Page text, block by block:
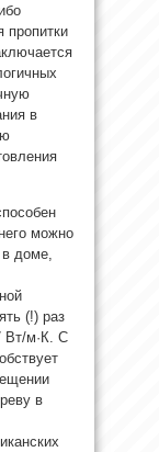
пропитки
в
можно
доме,
(!) раз
Вт/м·К. С
в